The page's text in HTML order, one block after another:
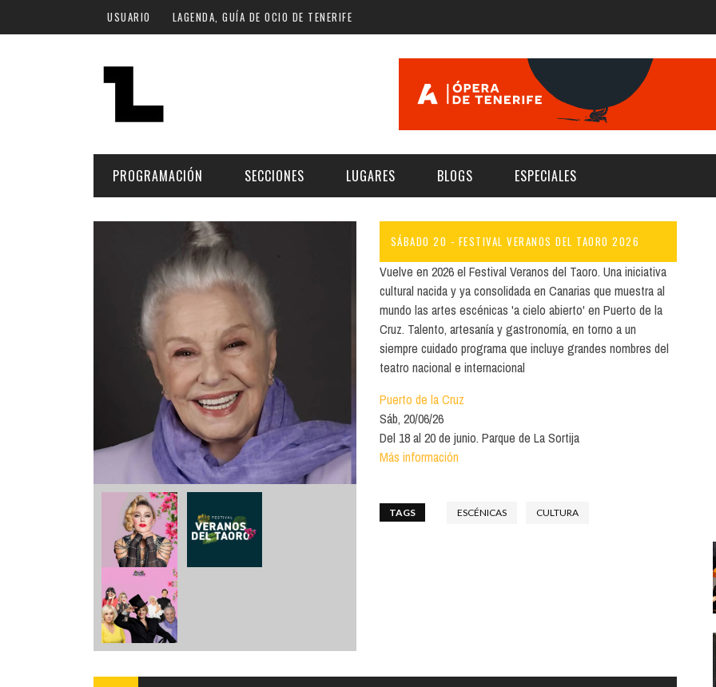
Pasar al contenido principal
USUARIO LAGENDA, GUÍA DE OCIO DE TENERIFE
PROGRAMACIÓN
Hoy
Plan Finde
Norte
Santa Cruz | La Laguna
Islas
Cultura
Deporte y Naturaleza
SECCIONES
ESCÉNICAS
GASTRONOMÍA
INFANTIL
LUGARES
ARTE | MUSEOS
SALAS Y AUDITORIOS
ESPACIOS CULTURALES
COMERCIO
GASTRO
BLOGS ESPECIALES
FESTIVAL BOREAL 2026
FESTIVAL TAGANANA 2026
TENERIFE PHE FESTIVAL 2026
XXVII VERANO DE CUENTO
SÁBADO 20 - FESTIVAL VERANOS DEL TAORO 2026
Vuelve en 2026 el Festival Veranos del Taoro. Una iniciativa
cultural nacida y ya consolidada en Canarias que muestra al
mundo las artes escénicas 'a cielo abierto' en Puerto de la
Cruz. Talento, artesanía y gastronomía, en torno a un
siempre cuidado programa que incluye grandes nombres del
teatro nacional e internacional
Puerto de la Cruz
Sáb, 20/06/26
Del 18 al 20 de junio. Parque de La Sortija
Más información
TAGS ESCÉNICAS CULTURA